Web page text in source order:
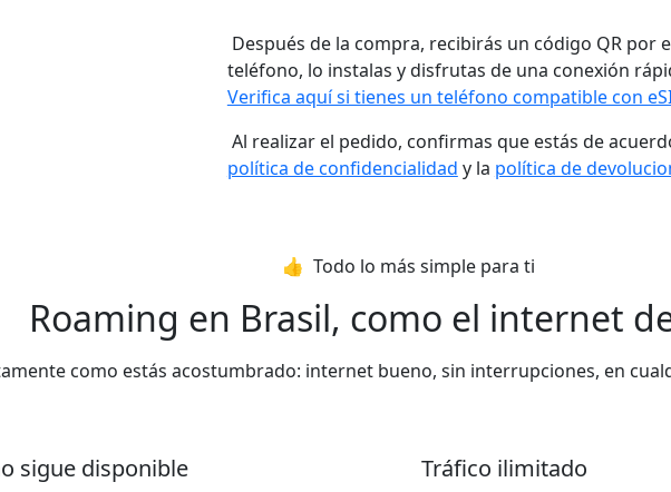
Después de la compra, recibirás un código QR por
teléfono, lo instalas y disfrutas de una conexión
Verifica aquí si tienes un teléfono compatible con
Al realizar el pedido, confirmas que estás de
política de confidencialidad y la política de
👍️ Todo lo más simple para ti
Roaming en Brasil, como el internet
como estás acostumbrado: internet bueno, sin interrupciones, en
sigue disponible Tráfico ilimitado